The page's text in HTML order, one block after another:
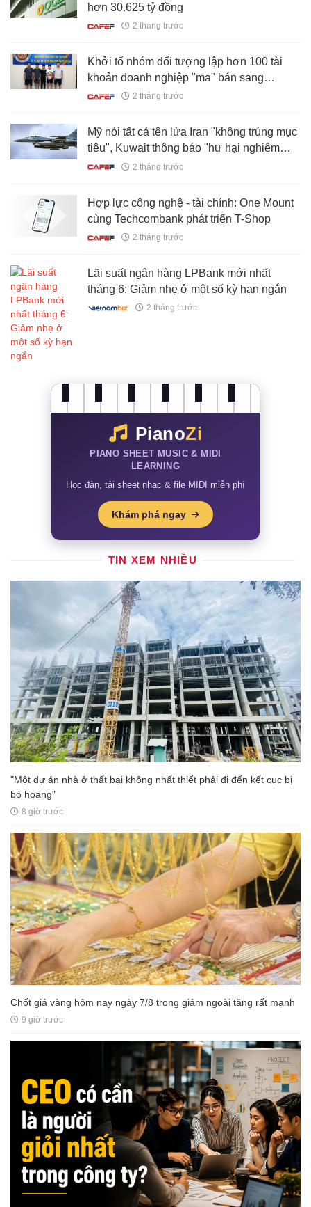
hơn 30.625 tỷ đồng
2 tháng trước
Khởi tố nhóm đối tượng lập hơn 100 tài
khoản doanh nghiệp "ma" bán sang
Campuchia2 tháng trước
Mỹ nói tất cả tên lửa Iran "không trúng mục
tiêu", Kuwait thông báo "hư hại nghiêm
trọng"
2 tháng trước
Hợp lực công nghệ - tài chính: One Mount
cùng Techcombank phát triển T-Shop
2 tháng trước
Lãi suất ngân hàng LPBank mới nhất
tháng 6: Giảm nhẹ ở một số kỳ hạn ngắn
2 tháng trước
PianoZi
PIANO SHEET MUSIC & MIDI
LEARNING
Học đàn, tải sheet nhạc & file MIDI miễn phí
Khám phá ngay
TIN XEM NHIỀU
"Một dự án nhà ở thất bại không nhất thiết phải đi đến kết cục bị
bỏ hoang"
8 giờ trước
Chốt giá vàng hôm nay ngày 7/8 trong giảm ngoài tăng rất mạnh
9 giờ trước